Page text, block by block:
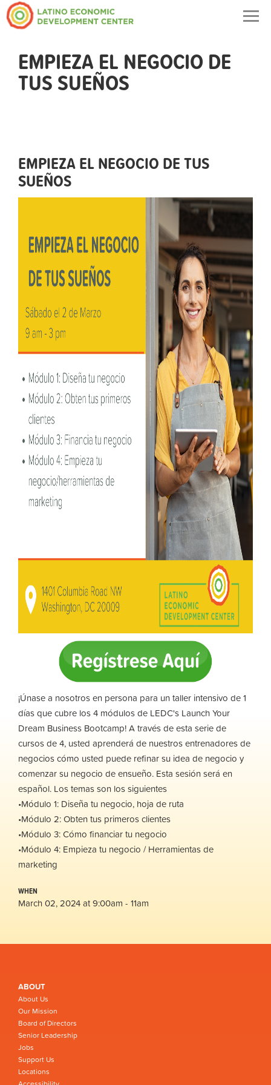
EMPIEZA EL NEGOCIO DE
TUS SUEÑOS
EMPIEZA EL NEGOCIO DE TUS
SUEÑOS
¡Únase a nosotros en persona para un taller intensivo de 1
días que cubre los 4 módulos de LEDC's Launch Your
Dream Business Bootcamp! A través de esta serie de
cursos de 4, usted aprenderá de nuestros entrenadores de
negocios cómo usted puede refinar su idea de negocio y
comenzar su negocio de ensueño. Esta sesión será en
español. Los temas son los siguientes
•Módulo 1: Diseña tu negocio, hoja de ruta
•Módulo 2: Obten tus primeros clientes
•Módulo 3: Cómo financiar tu negocio
•Módulo 4: Empieza tu negocio / Herramientas de
marketing
WHEN
March 02, 2024 at 9:00am - 11am
ABOUT
About Us
Our Mission
Board of Directors
Senior Leadership
Jobs
Support Us
Locations